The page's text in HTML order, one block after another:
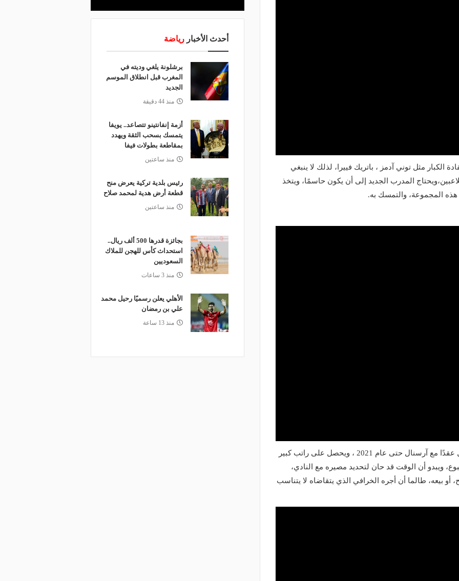
الكبار مثل توني آدمز ، باتريك فييرا، لذلك لا ينبغي
المدرب الجديد إلى أن يكون حاسمًا، ويتخذ
هذه المجموعة، والتمسك به.
لدى صانع الألعاب الألماني مسعود أوزيل عقدًا مع آرسنال حتى عام 2021 ، ويحصل على راتب كبير
الأسبوع، ويبدو أن الوقت قد حان لتحديد مصيره مع النادي،
أو بيعه، طالما أن أجره الخرافي الذي يتقاضاه لا يتناسب
أحدث الأخبار رياضة
برشلونة يلغي وديته في
المغرب قبل انطلاق الموسم
الجديد
منذ 44 دقيقة
أزمة إنفانتينو تتصاعد.. يويفا
يتمسك بسحب الثقة ويهدد
بمقاطعة بطولات فيفا
منذ ساعتين
رئيس بلدية تركية يعرض منح
قطعة أرض هدية لمحمد صلاح
منذ ساعتين
بجائزة قدرها 500 ألف ريال..
استحداث كأس للهجن للملاك
السعوديين
منذ 3 ساعات
الأهلي يعلن رسميًا رحيل محمد
علي بن رمضان
منذ 13 ساعة